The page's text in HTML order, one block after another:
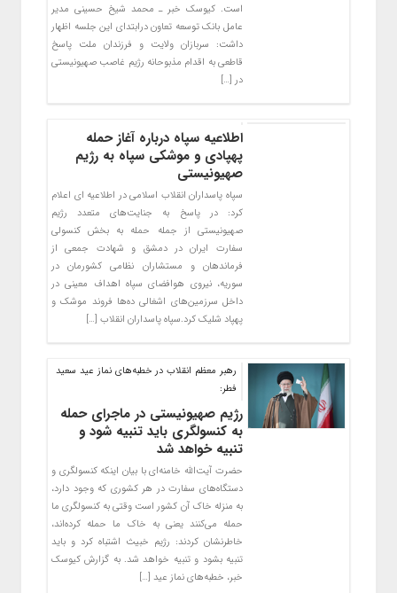
است. کیوسک خبر ـ محمد شیخ حسینی مدیر
عامل بانک توسعه تعاون درابتدای این جلسه اظهار
داشت: سربازان ولایت و فرزندان ملت پاسخ
قاطعی به اقدام مذبوحانه رژیم غاصب صهیونیستی
در […]
اطلاعیه سپاه درباره آغاز حمله
پهپادی و موشکی سپاه به رژیم
صهیونیستی
سپاه پاسداران انقلاب اسلامی در اطلاعیه ای اعلام
کرد: در پاسخ به جنایت‌های متعدد رژیم
صهیونیستی از جمله حمله به بخش کنسولی
سفارت ایران در دمشق و شهادت جمعی از
فرماندهان و مستشاران نظامی کشورمان در
سوریه، نیروی هوافضای سپاه اهداف معینی در
داخل سرزمین‌های اشغالی ده‌ها فروند موشک و
پهپاد شلیک کرد.سپاه پاسداران انقلاب […]
رهبر معظم انقلاب در خطبه‌های نماز عید سعید
فطر:
رژیم صهیونیستی در ماجرای حمله
به کنسولگری باید تنبیه شود و
تنبیه خواهد شد
حضرت آیت‌الله خامنه‌ای با بیان اینکه کنسولگری و
دستگاه‌های سفارت در هر کشوری که وجود دارد،
به منزله خاک آن کشور است وقتی به کنسولگری ما
حمله می‌کنند یعنی به خاک ما حمله کرده‌اند،
خاطرنشان کردند: رژیم خبیث اشتباه کرد و باید
تنبیه بشود و تنبیه خواهد شد. به گزارش کیوسک
خبر، خطبه‌های نماز عید […]